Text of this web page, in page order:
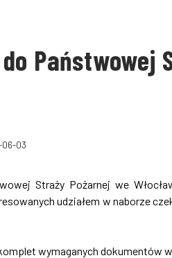
Państwowej
06-03
Straży Pożarnej we
udziałem w naborze
wymaganych dokumentów